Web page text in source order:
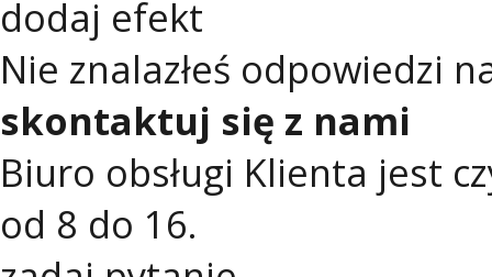
dodaj efekt
Nie znalazłeś odpowiedzi
skontaktuj się z nami
Biuro obsługi Klienta jest
od 8 do 16.